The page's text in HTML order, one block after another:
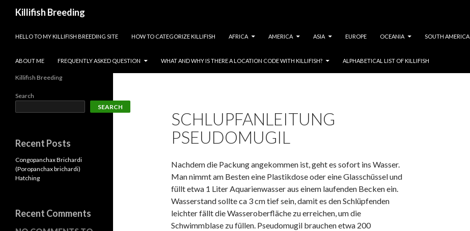
Killifish Breeding
HELLO TO MY KILLIFISH BREEDING SITE
HOW TO CATEGORIZE KILLIFISH AFRICA AMERICA ASIA EUROPE OCEANIA SOUTH AMERICA
ABOUT ME FREQUENTLY ASKED QUESTION WHAT AND WHY IS THERE A LOCATION CODE WITH KILLIFISH? ALPHABETICAL LIST OF KILLIFISH
SCHLUPFANLEITUNG
PSEUDOMUGIL
Nachdem die Packung angekommen ist, geht es sofort ins Wasser.
Man nimmt am Besten eine Plastikdose oder eine Glasschüssel und
füllt etwa 1 Liter Aquarienwasser aus einem laufenden Becken ein.
Wasserstand sollte ca 3 cm tief sein, damit es den Schlüpfenden
leichter fällt die Wasseroberfläche zu erreichen, um die
Schwimmblase zu füllen. Pseudomugil brauchen etwa 200
Killifish Breeding
Search
SEARCH
Recent Posts
Congopanchax Brichardi
(Poropanchax brichardi)
Hatching
Recent Comments